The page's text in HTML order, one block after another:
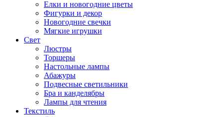
Елки и новогодние цветы
Фигурки и декор
Новогодние свечки
Мягкие игрушки
Свет
Люстры
Торшеры
Настольные лампы
Абажуры
Подвесные светильники
Бра и канделябры
Лампы для чтения
Текстиль